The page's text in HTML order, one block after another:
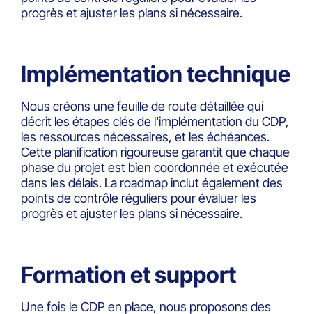
progrès et ajuster les plans si nécessaire.
Implémentation technique
Nous créons une feuille de route détaillée qui
décrit les étapes clés de l'implémentation du CDP,
les ressources nécessaires, et les échéances.
Cette planification rigoureuse garantit que chaque
phase du projet est bien coordonnée et exécutée
dans les délais. La roadmap inclut également des
points de contrôle réguliers pour évaluer les
progrès et ajuster les plans si nécessaire.
Formation et support
Une fois le CDP en place, nous proposons des